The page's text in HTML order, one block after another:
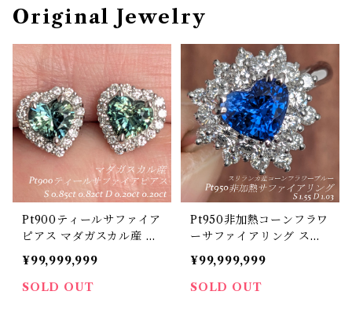
Original Jewelry
Pt900ティールサファイア
ピアス マダガスカル産 テ
ィールサファイア 0.85ct
0.82ct ダイヤモンド 0.20
ct 0.20ct【PRO20635
¥99,999,999
SOLD OUT
Pt950非加熱コーンフラワ
ーサファイアリング スリ
ランカ産 非加熱ブルーサ
ファイア 1.55ct ダイヤモ
ンド 1.03ct【PRO20661
¥99,999,999
SOLD OUT